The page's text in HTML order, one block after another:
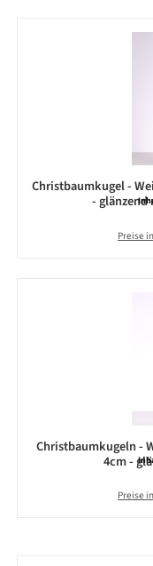
Christbaumkugel -
- glänzend
Preise
Christbaumkugeln -
4cm -
Preise